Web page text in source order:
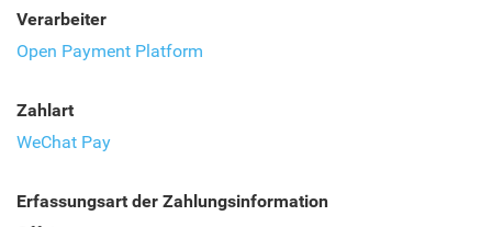
Verarbeiter
Open Payment Platform
Zahlart
WeChat Pay
Erfassungsart der Zahlungsinformation